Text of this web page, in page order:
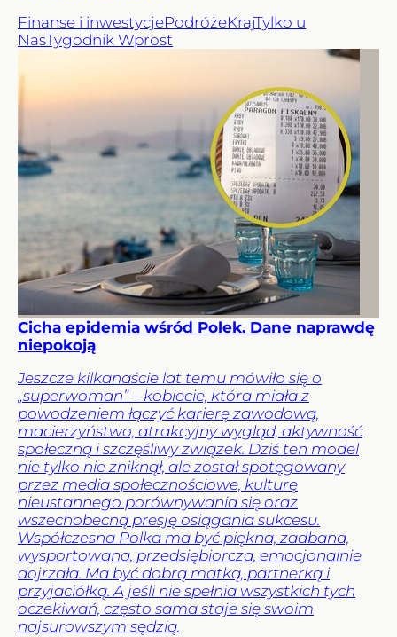
Finanse i inwestycjePodróżeKrajTylko u
NasTygodnik Wprost
Cicha epidemia wśród Polek. Dane naprawdę
niepokoją
Jeszcze kilkanaście lat temu mówiło się o
„superwoman” – kobiecie, która miała z
powodzeniem łączyć karierę zawodową,
macierzyństwo, atrakcyjny wygląd, aktywność
społeczną i szczęśliwy związek. Dziś ten model
nie tylko nie zniknął, ale został spotęgowany
przez media społecznościowe, kulturę
nieustannego porównywania się oraz
wszechobecną presję osiągania sukcesu.
Współczesna Polka ma być piękna, zadbana,
wysportowana, przedsiębiorcza, emocjonalnie
dojrzała. Ma być dobrą matką, partnerką i
przyjaciółką. A jeśli nie spełnia wszystkich tych
oczekiwań, często sama staje się swoim
najsurowszym sędzią.